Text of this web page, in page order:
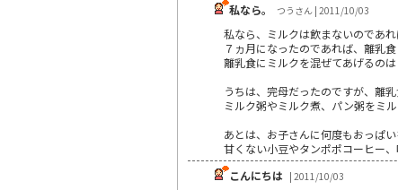
私なら。
つうさん | 2011/10/03
私なら、ミルクは飲まないのであれ
７ヵ月になったのであれば、離乳食
離乳食にミルクを混ぜてあげるのは
うちは、完母だったのですが、離
ミルク粥やミルク煮、パン粥をミ
あとは、お子さんに何度もおっぱ
甘くない小豆やタンポポコーヒー
こんにちは | 2011/10/03